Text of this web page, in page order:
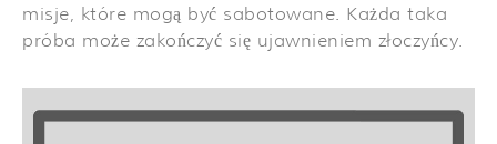
misje, które mogą być sabotowane. Każda taka
próba może zakończyć się ujawnieniem złoczyńcy.